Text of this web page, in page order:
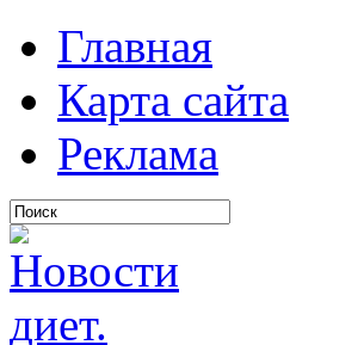
Главная
Карта сайта
Реклама